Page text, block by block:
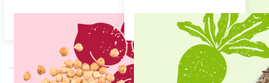
Protein afgrøder Foder og energiroer
Udvalgte produkter